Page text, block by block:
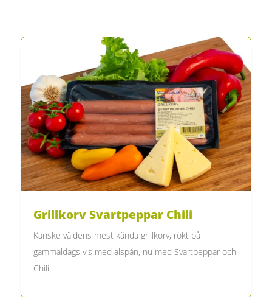
Grillkorv Svartpeppar Chili
Kanske väldens mest kända grillkorv, rökt på
gammaldags vis med alspån, nu med Svartpeppar och
Chili.